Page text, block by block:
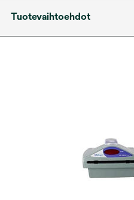
Tuotevaihtoehdot